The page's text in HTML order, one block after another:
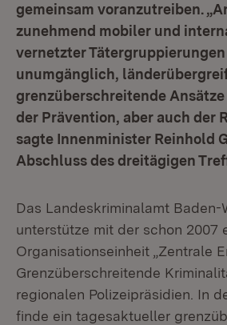
gemeinsam voranzutreiben.
zunehmend mobiler und
vernetzter
unumgänglich,
grenzüberschreitende
der Prävention, aber auch der
sagte Innenminister Reinhold
Abschluss des dreitägigen
Das Landeskriminalamt Baden-
unterstütze mit der schon 2007
Organisationseinheit „Zentrale
Grenzüberschreitende
regionalen Polizeipräsidien. In
finde ein tagesaktueller